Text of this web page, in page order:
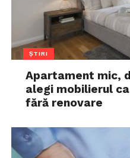
ȘTIRI
Apartament mic,
alegi mobilierul
fără renovare